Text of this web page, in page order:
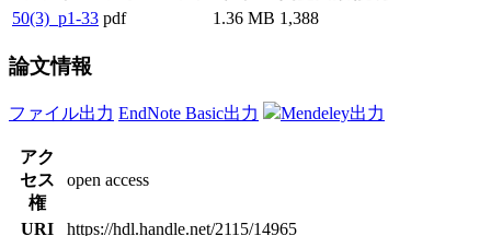
50(3)_p1-33 pdf 1.36 MB 1,388
論文情報
ファイル出力 EndNote Basic出力 Mendeley出力
アク
セス
権
open access
URI https://hdl.handle.net/2115/14965